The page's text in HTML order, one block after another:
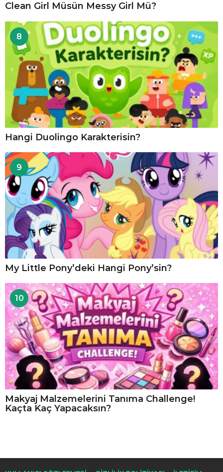
Clean Girl Müsün Messy Girl Mü?
8
Hangi Duolingo Karakterisin?
9
My Little Pony’deki Hangi Pony’sin?
10
Makyaj Malzemelerini Tanıma Challenge!
Kaçta Kaç Yapacaksın?